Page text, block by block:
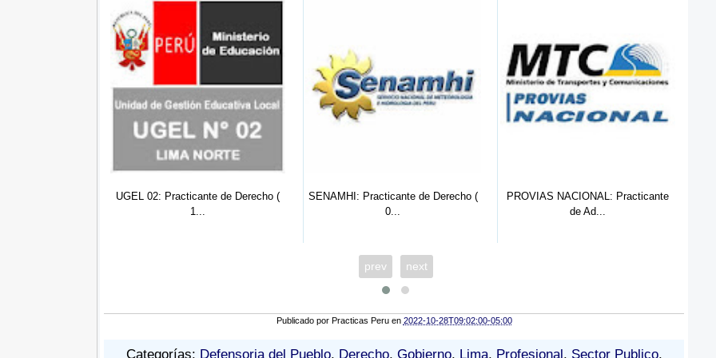
SENAMHI: Practicante de Derecho (
PROVIAS NACIONAL: Practicante
de Ad...
OEFA: Practicante de Admistración
y...
prev next
Publicado por Practicas Peru en 2022-10-28T09:02:00-05:00
Categorías: Defensoria del Pueblo, Derecho, Gobierno, Lima, Profesional, Sector Publico,